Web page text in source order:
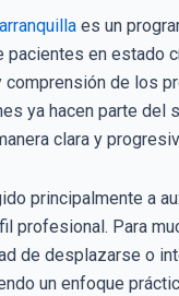
es un
pacientes en estado
comprensión de los
ya hacen parte
clara y
principalmente a
profesional. Para
de desplazarse o
un enfoque